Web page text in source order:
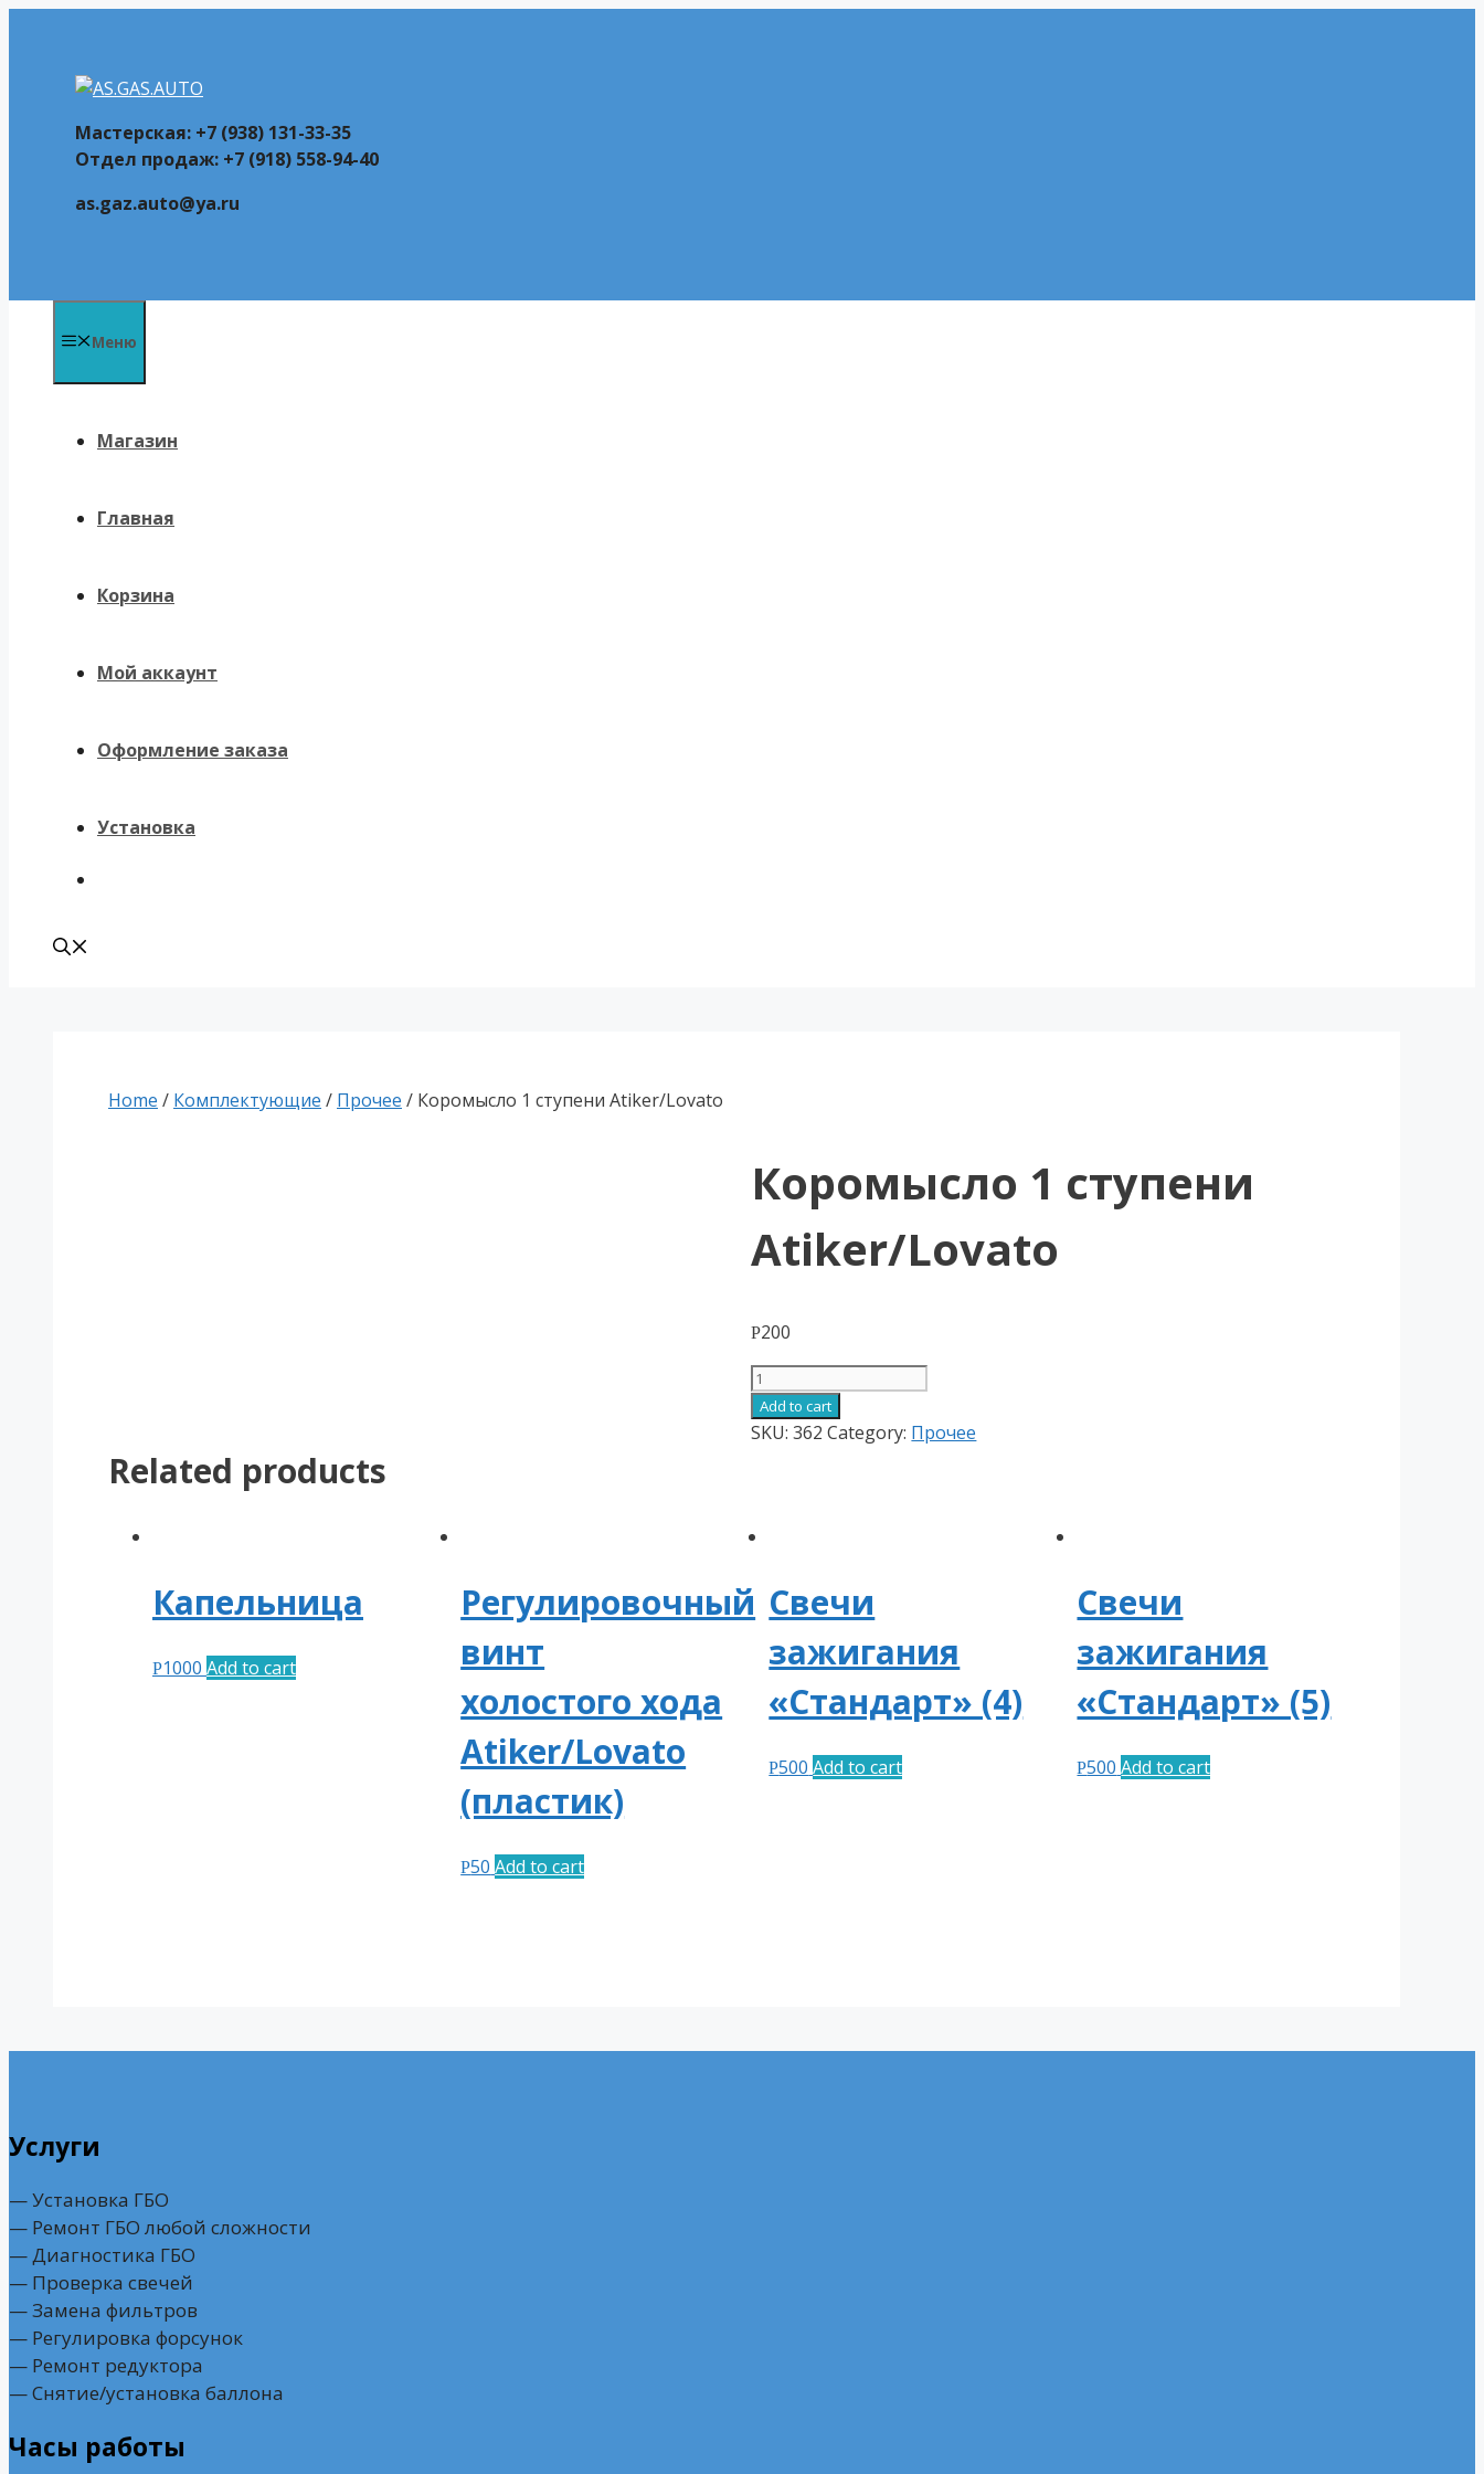
содержимому
Мастерская: +7 (938) 131-33-35
Отдел продаж: +7 (918) 558-94-40
as.gaz.auto@ya.ru
Меню
Магазин
Главная
Корзина
Мой аккаунт
Оформление заказа
Установка
Home / Комплектующие / Прочее / Коромысло 1 ступени Atiker/Lovato
Коромысло 1 ступени
Atiker/Lovato
Р200
Коромысло
1
ступени
Add to cart
SKU:362 Category: Прочее
Related products
Капельница
Р1000 Add to cart
Регулировочный
винт
холостого хода
Atiker/Lovato
(пластик)
Р50 Add to cart
Свечи
зажигания
«Стандарт» (4)
Р500 Add to cart
Свечи
зажигания
«Стандарт» (5)
Р500 Add to cart
Услуги
— Установка ГБО
— Ремонт ГБО любой сложности
— Диагностика ГБО
— Проверка свечей
— Замена фильтров
— Регулировка форсунок
— Ремонт редуктора
— Снятие/установка баллона
Часы работы